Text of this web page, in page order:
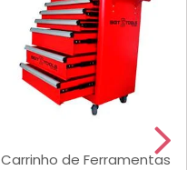
Carrinho de Ferramentas